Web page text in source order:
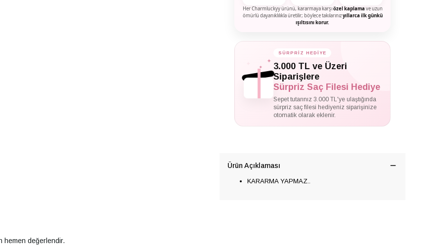
Her Charmluckyy ürünü, kararmaya karşıözel kaplama ve uzun
ömürlü dayanıklılıkla üretilir; böylece takılarınızyıllarca ilk günkü
ışıltısını korur.
✦
✦
SÜRPRİZ HEDİYE
3.000 TL ve Üzeri
Siparişlere
Sürpriz Saç Filesi Hediye
Sepet tutarınız 3.000 TL'ye ulaştığında
sürpriz saç filesi hediyeniz siparişinize
otomatik olarak eklenir.
Ürün Açıklaması
KARARMA YAPMAZ..
hemen değerlendir.